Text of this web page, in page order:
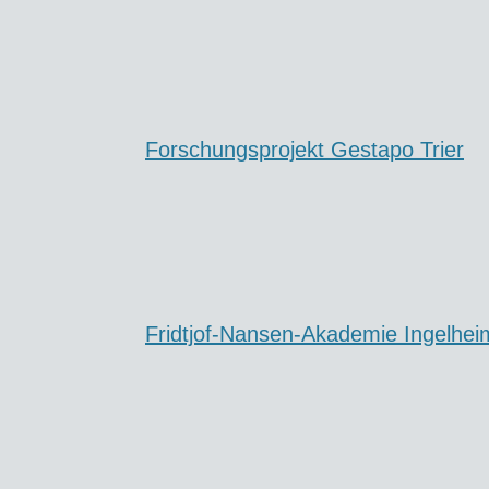
Forschungsprojekt Gestapo Trier
Fridtjof-Nansen-Akademie